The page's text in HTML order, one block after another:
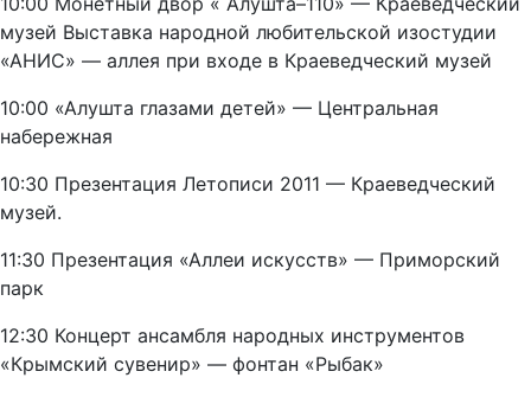
музей Выставка народной любительской изостудии
«АНИС» — аллея при входе в Краеведческий музей
10:00 «Алушта глазами детей» — Центральная
набережная
10:30 Презентация Летописи 2011 — Краеведческий
музей.
11:30 Презентация «Аллеи искусств» — Приморский
парк
12:30 Концерт ансамбля народных инструментов
«Крымский сувенир» — фонтан «Рыбак»